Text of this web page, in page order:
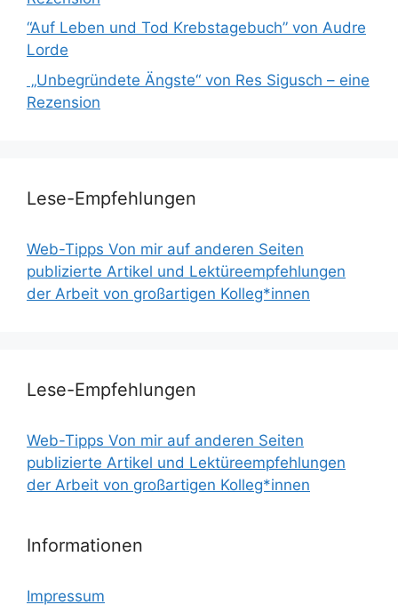
“Auf Leben und Tod Krebstagebuch” von Audre
Lorde
„Unbegründete Ängste“ von Res Sigusch – eine
Rezension
Lese-Empfehlungen
Web-Tipps Von mir auf anderen Seiten
publizierte Artikel und Lektüreempfehlungen
der Arbeit von großartigen Kolleg*innen
Lese-Empfehlungen
Web-Tipps Von mir auf anderen Seiten
publizierte Artikel und Lektüreempfehlungen
der Arbeit von großartigen Kolleg*innen
Informationen
Impressum